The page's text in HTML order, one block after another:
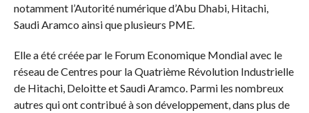
notamment l’Autorité numérique d’Abu Dhabi, Hitachi,
Saudi Aramco ainsi que plusieurs PME.
Elle a été créée par le Forum Economique Mondial avec le
réseau de Centres pour la Quatrième Révolution Industrielle
de Hitachi, Deloitte et Saudi Aramco. Parmi les nombreux
autres qui ont contribué à son développement, dans plus de